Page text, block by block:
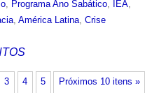
, Programa Ano Sabático, IEA,
, América Latina, Crise
Próximos 10 itens »
3 4 5